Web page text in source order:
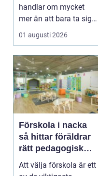
handlar om mycket
mer än att bara ta sig
från punkt A till...
01 augusti 2026
Förskola i nacka
så hittar föräldrar
rätt pedagogisk
trygghet
Att välja förskola är ett